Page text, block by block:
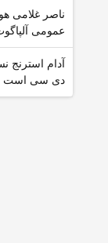
ناصر غلامی
عمومی
آدام استرنج
دی سی است